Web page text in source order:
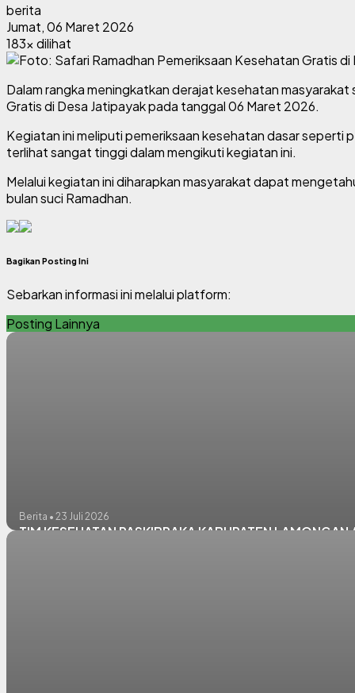
berita
Jumat, 06 Maret 2026
183x dilihat
Dalam rangka meningkatkan derajat kesehatan
Gratisdi Desa Jatipayak pada tanggal06 Maret 2026.
Kegiatan ini meliputi pemeriksaan kesehatan dasar seperti
terlihat sangat tinggi dalam mengikuti kegiatan ini.
Melalui kegiatan ini diharapkan masyarakat dapat
bulan suci Ramadhan.
Bagikan Posting Ini
Sebarkan informasi ini melalui platform:
Posting Lainnya
Berita • 23 Juli 2026
TIM KESEHATAN PASKIBRAKA KABUPATEN